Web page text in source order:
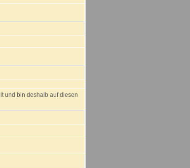
und bin deshalb auf diesen